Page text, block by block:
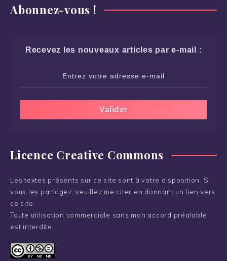
Abonnez-vous !
Recevez les nouveaux articles par e-mail :
Licence Creative Commons
Les textes présents sur ce site sont à votre disposition. Si
vous les partagez, veuillez me citer en donnant un lien vers
ce site.
Toute utilisation commerciale sans mon accord préalable
est interdite.